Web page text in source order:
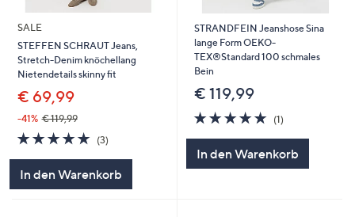
SALE
STEFFEN SCHRAUT Jeans,
Stretch-Denim knöchellang
Nietendetails skinny fit
€ 69,99
-41% € 119,99
5.0
von
(3)3
In den Warenkorb
STRANDFEIN Jeanshose Sina
lange Form OEKO-
TEX®Standard 100 schmales
Bein
€ 119,99
5.0
von
(1)1
In den Warenkorb